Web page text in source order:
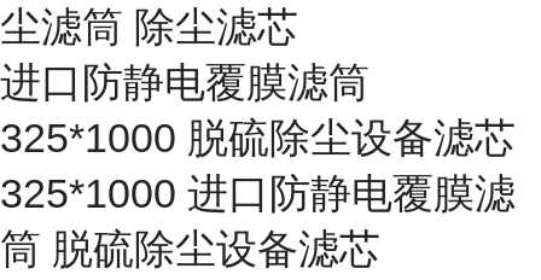
尘滤筒 除尘滤芯
进口防静电覆膜滤筒
325*1000 脱硫除尘设备滤芯
325*1000 进口防静电覆膜滤
筒 脱硫除尘设备滤芯